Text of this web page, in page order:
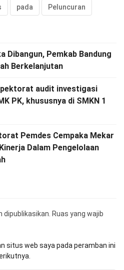
pada Peluncuran
Dibangun, Pemkab Bandung
Berkelanjutan
audit investigasi
PK, khususnya di SMKN 1
Pemdes Cempaka Mekar
Dalam Pengelolaan
dipublikasikan. Ruas yang wajib
situs web saya pada peramban ini